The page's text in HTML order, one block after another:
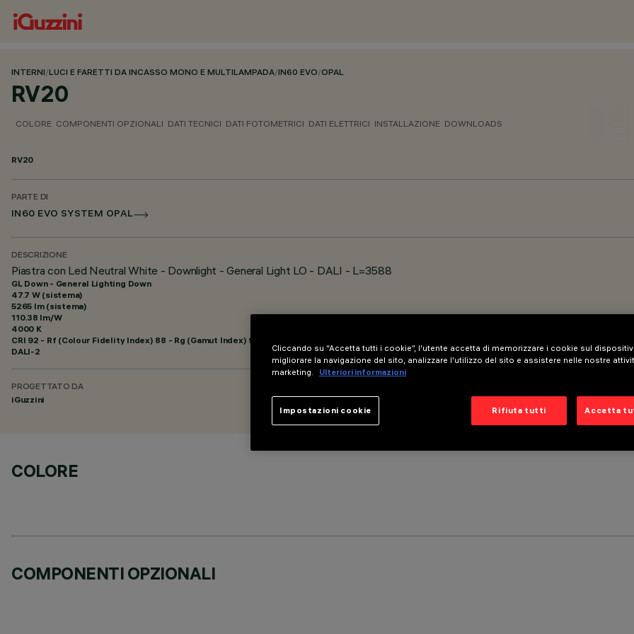
INTERNI/LUCI E FARETTI DA INCASSO MONO E MULTILAMPADA/IN60 EVO/OPAL
RV20
COLORE COMPONENTI OPZIONALI DATI TECNICI DATI FOTOMETRICI DATI ELETTRICI INSTALLAZIONE DOWNLOADS
RV20
PARTE DI
IN60 EVO SYSTEM OPAL
DESCRIZIONE
Piastra con Led Neutral White - Downlight - General Light LO - DALI - L=3588
GL Down - General Lighting Down
47.7 W (sistema)
5265 lm (sistema)
110.38 lm/W
4000 K
CRI 92 - Rf (Colour Fidelity Index) 88 - Rg (Gamut Index) 95
DALI-2
PROGETTATO DA
iGuzzini
COLORE
COMPONENTI OPZIONALI
Cliccando su “Accetta tutti i cookie”, l'utente accetta di memorizzare i cookie sul
migliorare la navigazione del sito, analizzare l'utilizzo del sito e assistere nelle nostre
marketing.
Ulteriori informazioni
Rifiuta tutti Accetta
Impostazioni cookie